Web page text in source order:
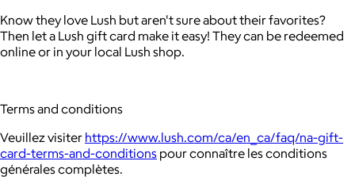
Know they love Lush but aren't sure about their favorites?
Then let a Lush gift card make it easy! They can be redeemed
online or in your local Lush shop.
Terms and conditions
Veuillez visiter https://www.lush.com/ca/en_ca/faq/na-gift-
card-terms-and-conditions pour connaître les conditions
générales complètes.